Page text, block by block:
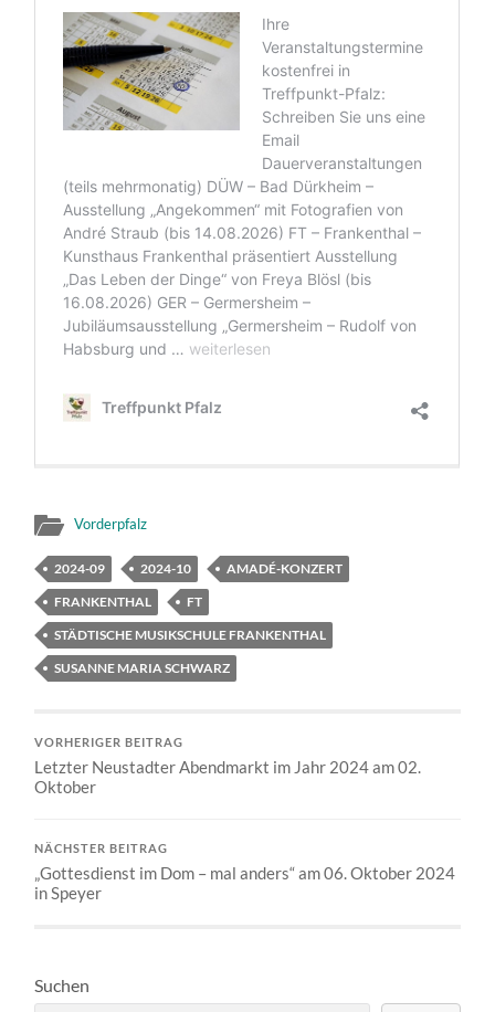
Vorderpfalz
2024-09 2024-10
AMADÉ-KONZERT
FRANKENTHAL
FT
STÄDTISCHE MUSIKSCHULE FRANKENTHAL
SUSANNE MARIA SCHWARZ
VORHERIGER BEITRAG
Letzter Neustadter Abendmarkt im Jahr 2024 am 02.
Oktober
NÄCHSTER BEITRAG
„Gottesdienst im Dom – mal anders“ am 06. Oktober 2024
in Speyer
Suchen